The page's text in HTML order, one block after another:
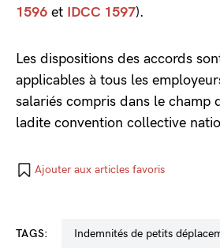
1596 et IDCC 1597).
Les dispositions des accords
applicables à tous les
salariés compris dans le champ
ladite convention collective
Ajouter aux articles favoris
TAGS: indemnités de petits